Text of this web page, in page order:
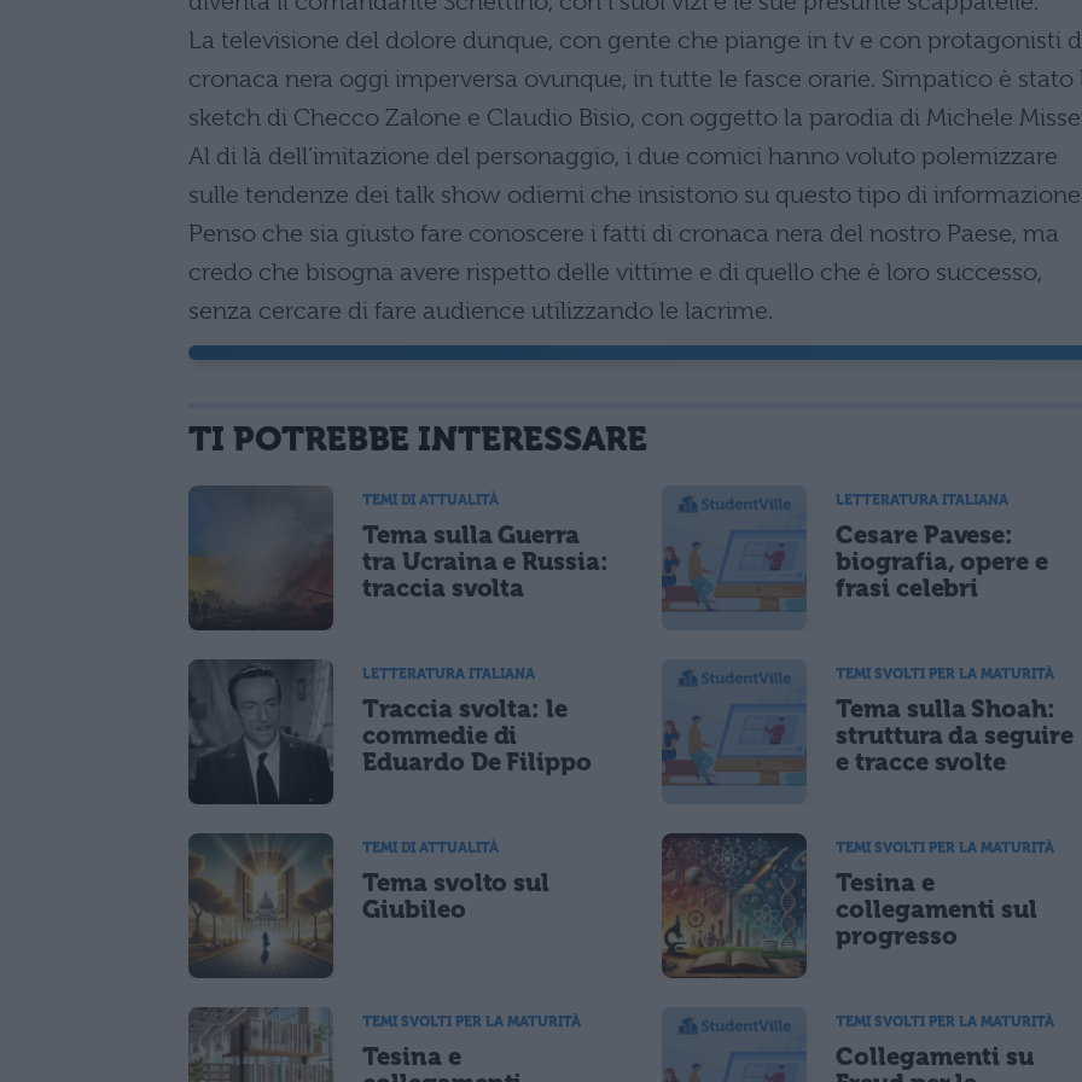
La televisione del dolore dunque, con gente che piange in tv e con protagonisti
cronaca nera oggi imperversa ovunque, in tutte le fasce orarie. Simpatico è stato
sketch di Checco Zalone e Claudio Bisio, con oggetto la parodia di Michele
Al di là dell’imitazione del personaggio, i due comici hanno voluto polemizzare
sulle tendenze dei talk show odierni che insistono su questo tipo di
Penso che sia giusto fare conoscere i fatti di cronaca nera del nostro Paese, ma
credo che bisogna avere rispetto delle vittime e di quello che è loro successo,
senza cercare di fare audience utilizzando le lacrime.
TI POTREBBE INTERESSARE
TEMI DI ATTUALITÀ
Tema sulla Guerra
tra Ucraina e Russia:
traccia svolta
LETTERATURA ITALIANA
Cesare Pavese:
biografia, opere e
frasi celebri
LETTERATURA ITALIANA
Traccia svolta: le
commedie di
Eduardo De Filippo
TEMI SVOLTI PER LA MATURITÀ
Tema sulla Shoah:
struttura da seguire
e tracce svolte
TEMI DI ATTUALITÀ
Tema svolto sul
Giubileo
TEMI SVOLTI PER LA MATURITÀ
Tesina e
collegamenti sul
progresso
TEMI SVOLTI PER LA MATURITÀ
Tesina e
TEMI SVOLTI PER LA MATURITÀ
Collegamenti su